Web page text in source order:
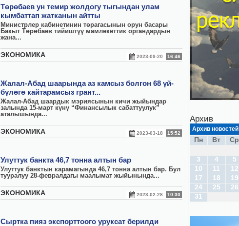
Төрөбаев ун темир жолдогу тыгындан улам
кымбаттап жатканын айтты
Министрлер кабинетинин төрагасынын орун басары
Бакыт Төрөбаев тийиштүү мамлекеттик органдардын
жана...
ЭКОНОМИКА 2023-09-20 16:46
Жалал-Абад шаарында аз камсыз болгон 68 үй-
бүлөгө кайтарамсыз грант...
Жалал-Абад шаардык мэриясынын кичи жыйындар
залында 15-март күнү “Финансылык сабаттуулук”
аталышында...
ЭКОНОМИКА 2023-03-18 15:52
Улуттук банкта 46,7 тонна алтын бар
Улуттук банктын карамагында 46,7 тонна алтын бар. Бул
тууралуу 28-февралдагы маалымат жыйынында...
ЭКОНОМИКА 2023-02-28 10:30
Сыртка пияз экспорттоого уруксат берилди
Архив
Архив новостей
Пн Вт Ср
3
4 5
10
11 12
17
18 19
24
25 26
31